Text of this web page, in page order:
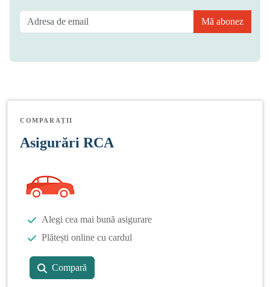
Mă abonez
COMPARAȚII
Asigurări RCA
Alegi cea mai bună asigurare
Plătești online cu cardul
Compară